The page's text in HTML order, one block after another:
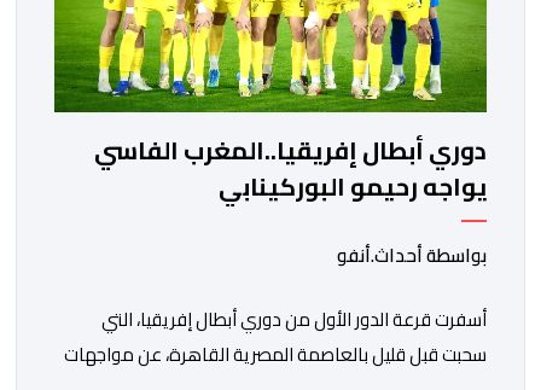
دوري أبطال إفريقيا..المغرب الفاسي
يواجه رحيمو البوركينابي
بواسطة أحداث.أنفو
أسفرت قرعة الدور الأول من دوري أبطال إفريقيا، التي
سحبت قبل قليل بالعاصمة المصرية القاهرة، عن مواجهات